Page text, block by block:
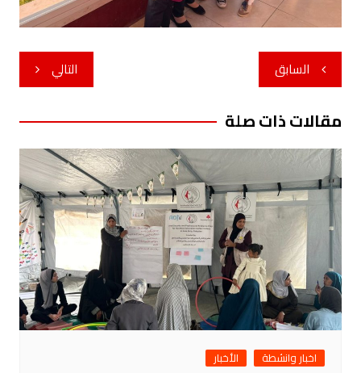
تصفّح
المقالات
السابق التالي
مقالات ذات صلة
اخبار وانشطة الأخبار